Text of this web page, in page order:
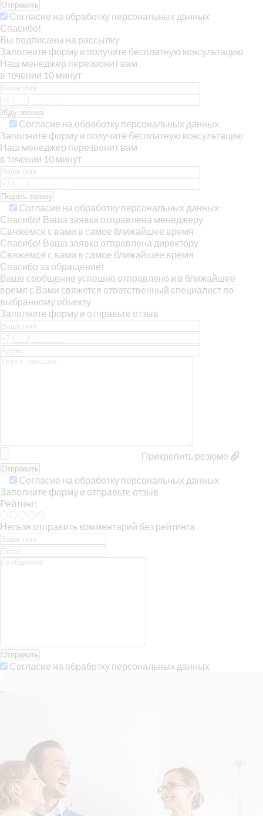
Отправить
Согласие на обработку персональных данных
Спасибо!
Вы подписаны на рассылку
Заполните форму и получите бесплатную консультацию
Наш менеджер перезвонит вам
в течении 10 минут
Согласие на обработку персональных данных
Заполните форму и получите бесплатную консультацию
Наш менеджер перезвонит вам
в течении 10 минут
Согласие на обработку персональных данных
Спасибо! Ваша заявка отправлена менеджеру
Свяжемся с вами в самое ближайшее время
Спасибо! Ваша заявка отправлена директору
Свяжемся с вами в самое ближайшее время
Спасибо за обращение!
Ваше сообщение успешно отправлено и в ближайшее
время с Вами свяжется ответственный специалист по
выбранному объекту
Заполните форму и отправьте отзыв
Прикрепить резюме
Согласие на обработку персональных данных
Заполните форму и отправьте отзыв
Рейтинг:
Нельзя отправить комментарий без рейтинга
Отправить
Согласие на обработку персональных данных